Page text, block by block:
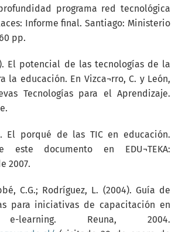
programa red tecnológica
Informe final. Santiago: Ministerio
pp.
El potencial de las tecnologías de la
la educación. En Vizca¬rro, C. y León,
Tecnologías para el Aprendizaje.
El porqué de las TIC en educación.
este documento en EDU¬TEKA:
2007.
C.G.; Rodríguez, L. (2004). Guía de
para iniciativas de capacitación en
e-learning. Reuna, 2004.